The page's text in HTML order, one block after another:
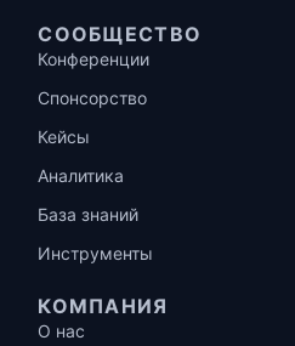
СООБЩЕСТВО
Конференции
Спонсорство
Кейсы
Аналитика
База знаний
Инструменты
КОМПАНИЯ
О нас